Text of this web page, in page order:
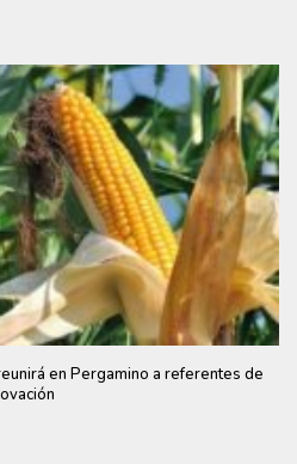
en Pergamino a referentes de